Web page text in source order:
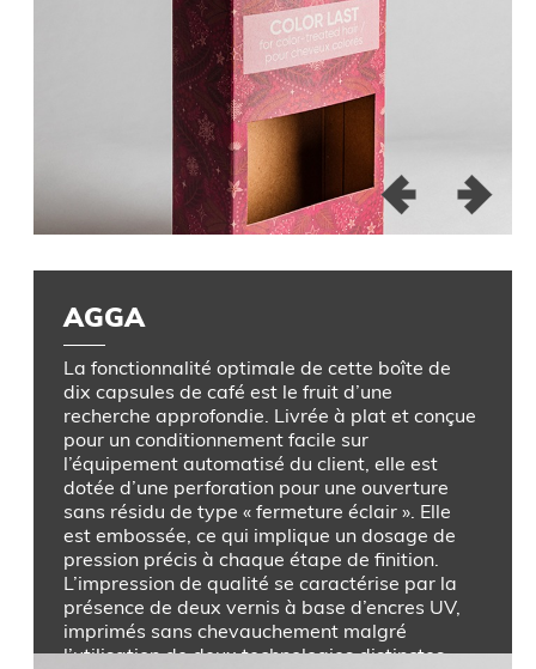
AGGA
La fonctionnalité optimale de cette boîte de
dix capsules de café est le fruit d’une
recherche approfondie. Livrée à plat et conçue
pour un conditionnement facile sur
l’équipement automatisé du client, elle est
dotée d’une perforation pour une ouverture
sans résidu de type « fermeture éclair ». Elle
est embossée, ce qui implique un dosage de
pression précis à chaque étape de finition.
L’impression de qualité se caractérise par la
présence de deux vernis à base d’encres UV,
imprimés sans chevauchement malgré
l’utilisation de deux technologies distinctes.